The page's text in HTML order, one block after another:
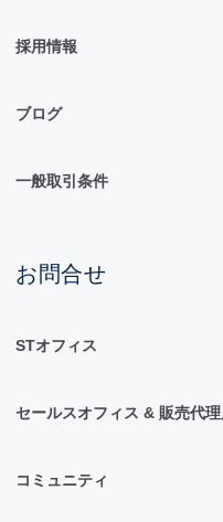
採用情報
ブログ
一般取引条件
お問合せ
STオフィス
セールスオフィス & 販売代
コミュニティ